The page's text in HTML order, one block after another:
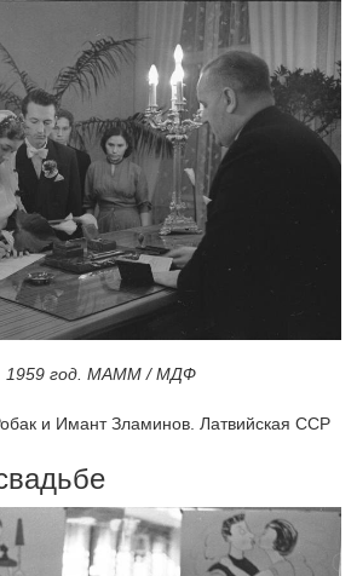
1959 год. МАММ / МДФ
и Имант Зламинов. Латвийская ССР